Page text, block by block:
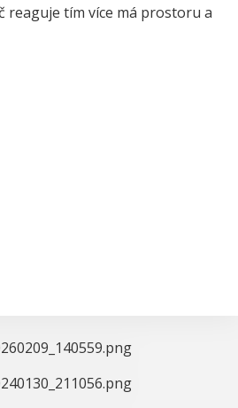
reaguje tím více má prostoru a